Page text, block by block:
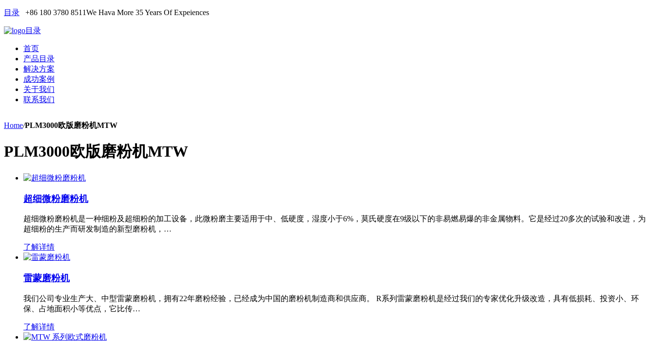
目录 +86 180 3780 8511We Hava More 35 Years Of Expeiences
目录
首页
产品目录
解决方案
成功案例
关于我们
联系我们
Home/PLM3000欧版磨粉机MTW
PLM3000欧版磨粉机MTW
超细微粉磨粉机
超细微粉磨粉机是一种细粉及超细粉的加工设备，此微粉磨主要适用于中、低硬度，湿度小于6%，莫氏硬度在9级以下的非易燃易爆的非金属物料。它是经过20多次的试验和改进，为
超细粉的生产而研发制造的新型磨粉机，…
了解详情
雷蒙磨粉机
我们公司专业生产大、中型雷蒙磨粉机，拥有22年磨粉经验，已经成为中国的磨粉机制造商和供应商。 R系列雷蒙磨粉机是经过我们的专家优化升级改造，具有低损耗、投资小、环
保、占地面积小等优点，它比传…
了解详情